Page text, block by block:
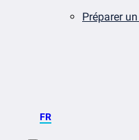
Préparer
FR